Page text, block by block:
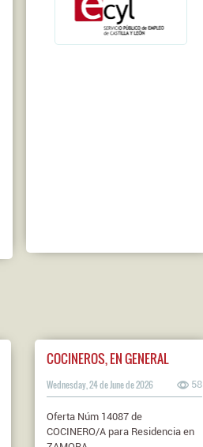
COCINEROS, EN GENERAL
Wednesday, 24 de June de 2026 58
Oferta Núm 14087 de
COCINERO/A para Residencia en